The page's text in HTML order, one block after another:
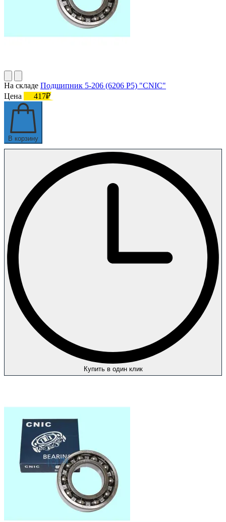
На складе Подшипник 5-206 (6206 P5) "CNIC"
Цена
417₽
В корзину
Купить в один клик